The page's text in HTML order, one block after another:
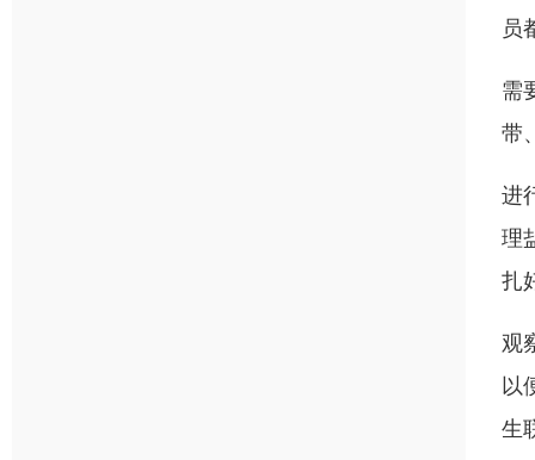
员
需
带
进
理
扎
观
以
生